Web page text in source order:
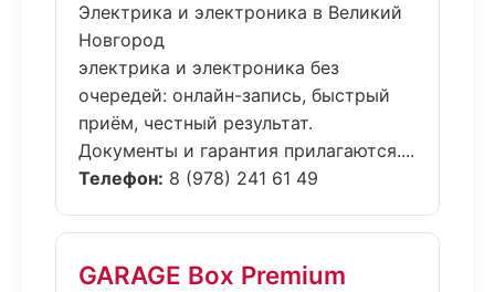
Электрика и электроника в Великий
Новгород
электрика и электроника без
очередей: онлайн-запись, быстрый
приём, честный результат.
Документы и гарантия прилагаются....
Телефон: 8 (978) 241 61 49
GARAGE Box Premium